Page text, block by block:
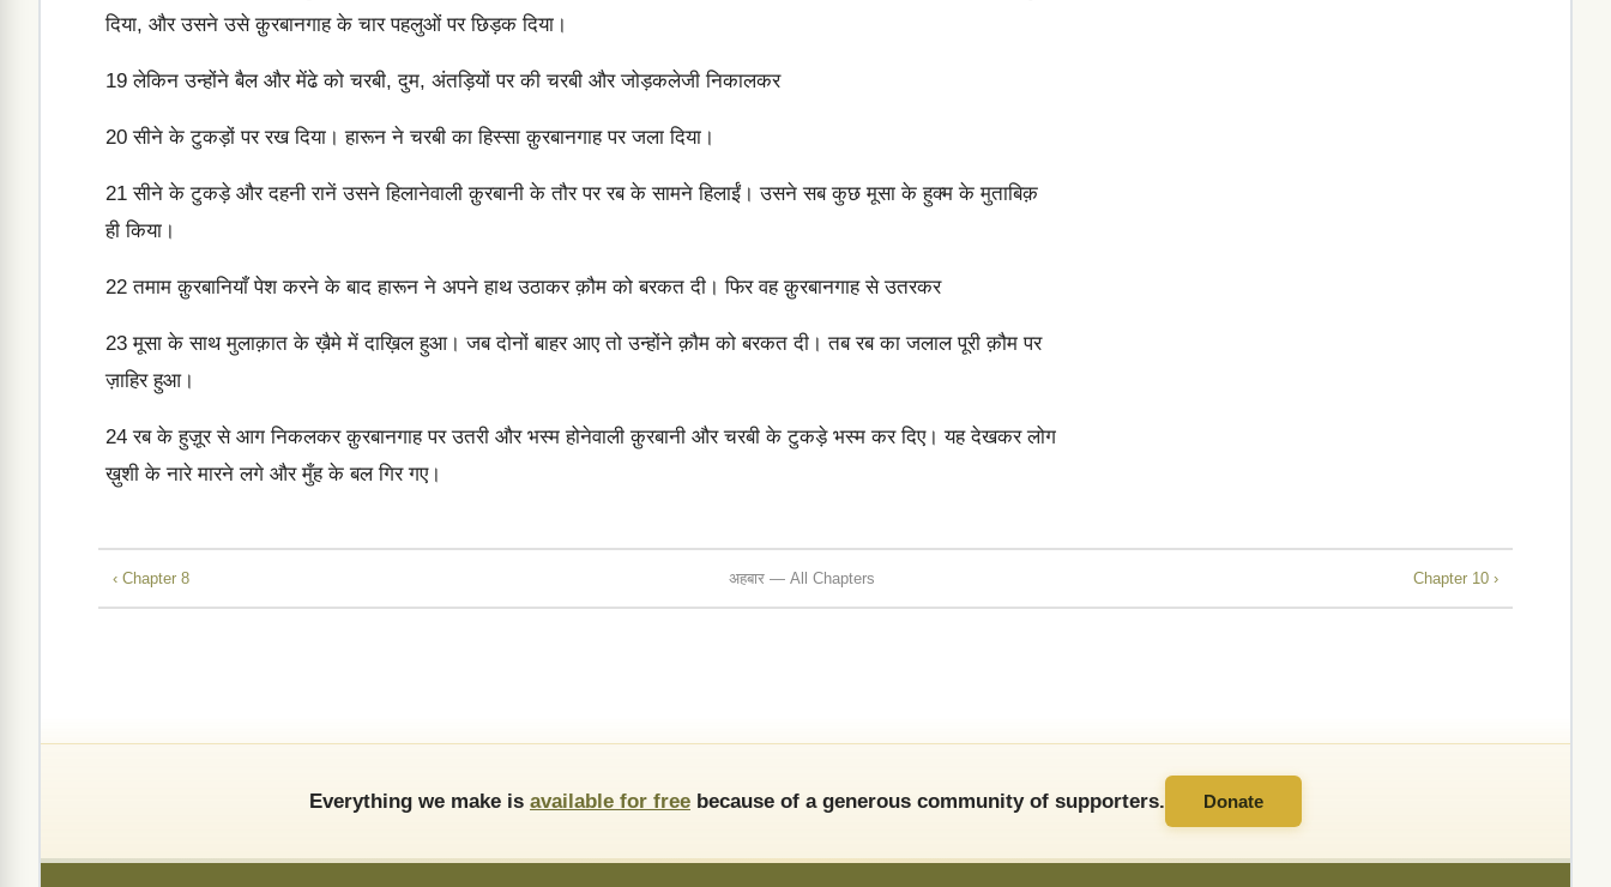
दिया, और उसने उसे क़ुरबानगाह के चार पहलुओं पर छिड़क दिया।
19 लेकिन उन्होंने बैल और मेंढे को चरबी, दुम, अंतड़ियों पर की चरबी और जोड़कलेजी निकालकर
20 सीने के टुकड़ों पर रख दिया। हारून ने चरबी का हिस्सा क़ुरबानगाह पर जला दिया।
21 सीने के टुकड़े और दहनी रानें उसने हिलानेवाली क़ुरबानी के तौर पर रब के सामने हिलाईं। उसने सब कुछ मूसा के हुक्म के मुताबिक़
ही किया।
22 तमाम क़ुरबानियाँ पेश करने के बाद हारून ने अपने हाथ उठाकर क़ौम को बरकत दी। फिर वह क़ुरबानगाह से उतरकर
23 मूसा के साथ मुलाक़ात के ख़ैमे में दाख़िल हुआ। जब दोनों बाहर आए तो उन्होंने क़ौम को बरकत दी। तब रब का जलाल पूरी क़ौम पर
ज़ाहिर हुआ।
24 रब के हुज़ूर से आग निकलकर क़ुरबानगाह पर उतरी और भस्म होनेवाली क़ुरबानी और चरबी के टुकड़े भस्म कर दिए। यह देखकर लोग
ख़ुशी के नारे मारने लगे और मुँह के बल गिर गए।
‹ Chapter 8 अहबार — All Chapters Chapter 10 ›
Everything we make is available for free because of a generous community of supporters. Donate